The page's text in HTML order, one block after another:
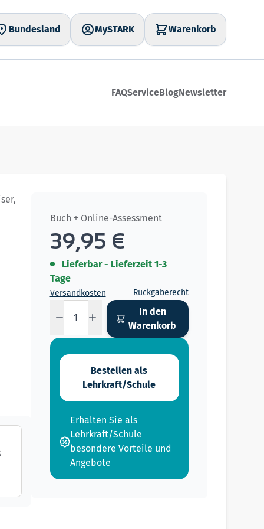
Bundesland MySTARK Warenkorb
FAQServiceBlogNewsletter
Buch + Online-Assessment
39,95 €
Lieferbar - Lieferzeit 1-3
Tage
Versandkosten Rückgaberecht
In den
Warenkorb
Bestellen als
Lehrkraft/Schule
Erhalten Sie als
Lehrkraft/Schule
besondere Vorteile und
Angebote